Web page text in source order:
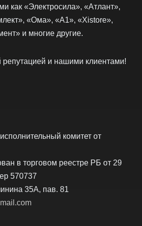
как «Электросила», «Атлант»,
«Ома», «А1», «Xistore»,
и многие другие.
и нашими клиентами!
комитет от
в торговом реестре РБ от 29
570737
35А, пав. 81